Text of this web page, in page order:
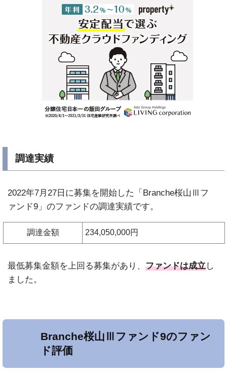
調達実績
2022年7月27日に募集を開始した「Branche桜山Ⅲフ
ァンド9」のファンドの調達実績です。
調達金額 234,050,000円
最低募集金額を上回る募集があり、 ファンドは成立し
ました。
Branche桜山Ⅲファンド9のファン
ド評価